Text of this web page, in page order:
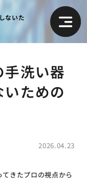
ないた
洗い器
ための
2026.04.23
きたプロの視点から